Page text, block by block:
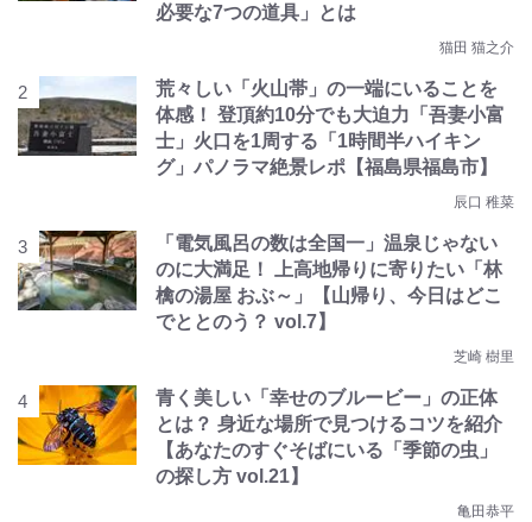
必要な7つの道具」とは
猫田 猫之介
荒々しい「火山帯」の一端にいることを
体感！ 登頂約10分でも大迫力「吾妻小富
士」火口を1周する「1時間半ハイキン
グ」パノラマ絶景レポ【福島県福島市】
辰口 稚菜
「電気風呂の数は全国一」温泉じゃない
のに大満足！ 上高地帰りに寄りたい「林
檎の湯屋 おぶ～」【山帰り、今日はどこ
でととのう？ vol.7】
芝崎 樹里
青く美しい「幸せのブルービー」の正体
とは？ 身近な場所で見つけるコツを紹介
【あなたのすぐそばにいる「季節の虫」
の探し方 vol.21】
亀田恭平